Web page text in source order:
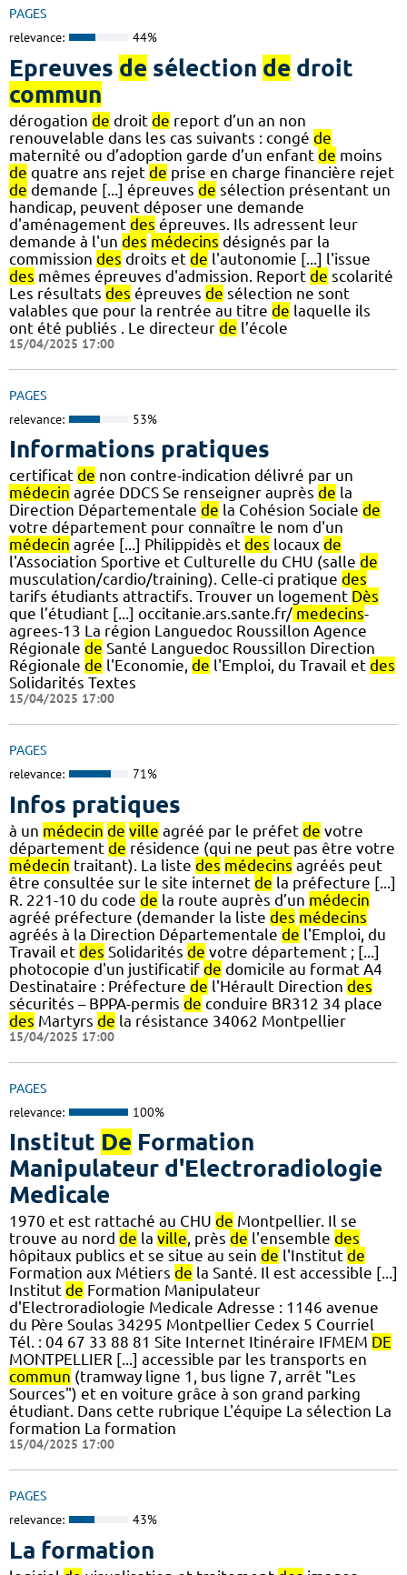
PAGES
relevance: 44%
Epreuves de sélection de droit
commun
dérogation de droit de report d’un an non
renouvelable dans les cas suivants : congé de
maternité ou d’adoption garde d’un enfant de moins
de quatre ans rejet de prise en charge financière rejet
de demande [...] épreuves de sélection présentant un
handicap, peuvent déposer une demande
d'aménagement des épreuves. Ils adressent leur
demande à l'un des médecins désignés par la
commission des droits et de l'autonomie [...] l'issue
des mêmes épreuves d'admission. Report de scolarité
Les résultats des épreuves de sélection ne sont
valables que pour la rentrée au titre de laquelle ils
ont été publiés . Le directeur de l’école
15/04/2025 17:00
PAGES
relevance: 53%
Informations pratiques
certificat de non contre-indication délivré par un
médecin agrée DDCS Se renseigner auprès de la
Direction Départementale de la Cohésion Sociale de
votre département pour connaître le nom d'un
médecin agrée [...] Philippidès et des locaux de
l'Association Sportive et Culturelle du CHU (salle de
musculation/cardio/training). Celle-ci pratique des
tarifs étudiants attractifs. Trouver un logement Dès
que l’étudiant [...] occitanie.ars.sante.fr/ medecins-
agrees-13 La région Languedoc Roussillon Agence
Régionale de Santé Languedoc Roussillon Direction
Régionale de l'Economie, de l'Emploi, du Travail et des
Solidarités Textes
15/04/2025 17:00
PAGES
relevance: 71%
Infos pratiques
à un médecin de ville agréé par le préfet de votre
département de résidence (qui ne peut pas être votre
médecin traitant). La liste des médecins agréés peut
être consultée sur le site internet de la préfecture [...]
R. 221-10 du code de la route auprès d’un médecin
agréé préfecture (demander la liste des médecins
agréés à la Direction Départementale de l'Emploi, du
Travail et des Solidarités de votre département ; [...]
photocopie d'un justificatif de domicile au format A4
Destinataire : Préfecture de l'Hérault Direction des
sécurités – BPPA-permis de conduire BR312 34 place
des Martyrs de la résistance 34062 Montpellier
15/04/2025 17:00
PAGES
relevance: 100%
Institut De Formation
Manipulateur d'Electroradiologie
Medicale
1970 et est rattaché au CHU de Montpellier. Il se
trouve au nord de la ville, près de l'ensemble des
hôpitaux publics et se situe au sein de l'Institut de
Formation aux Métiers de la Santé. Il est accessible [...]
Institut de Formation Manipulateur
d'Electroradiologie Medicale Adresse : 1146 avenue
du Père Soulas 34295 Montpellier Cedex 5 Courriel
Tél. : 04 67 33 88 81 Site Internet Itinéraire IFMEM DE
MONTPELLIER [...] accessible par les transports en
commun (tramway ligne 1, bus ligne 7, arrêt "Les
Sources") et en voiture grâce à son grand parking
étudiant. Dans cette rubrique L'équipe La sélection La
formation La formation
15/04/2025 17:00
PAGES
relevance: 43%
La formation